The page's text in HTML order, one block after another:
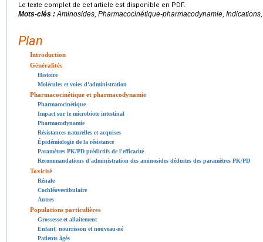
Le texte complet de cet article est disponible en PDF.
Mots-clés : Aminosides, Pharmacocinétique-pharmacodynamie,
Plan
Introduction
Généralités
Histoire
Molécules et voies d'administration
Pharmacocinétique et pharmacodynamie
Pharmacocinétique
Impact sur le microbiote intestinal
Pharmacodynamie
Résistances naturelles et acquises
Épidémiologie de la résistance
Paramètres PK/PD prédictifs de l'efficacité
Recommandations d'administration des aminosides déduites des paramètres PK/PD
Toxicité
Rénale
Cochléovestibulaire
Autres
Populations particulières
Grossesse et allaitement
Enfant, nourrisson et nouveau-né
Patients âgés